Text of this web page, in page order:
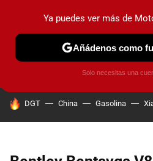
PRUEBAS COCHES
HOY SE HABLA DE
DGT China Gasolina
Ya puedes ver más de
Añádenos como
Solo necesitas una